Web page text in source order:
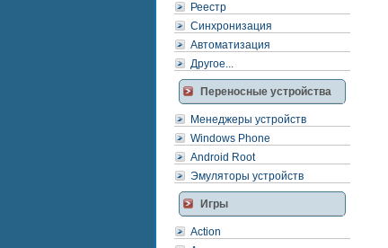
Реестр
Синхронизация
Автоматизация
Другое...
Переносные устройства
Менеджеры устройств
Windows Phone
Android Root
Эмуляторы устройств
Игры
Action